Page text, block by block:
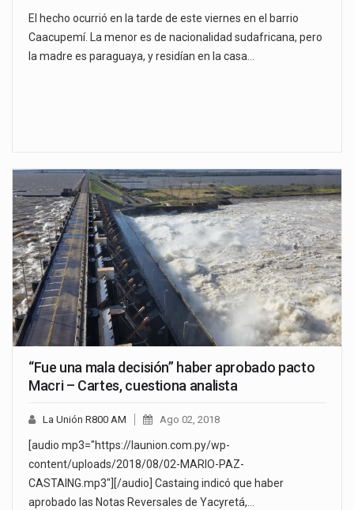
El hecho ocurrió en la tarde de este viernes en el barrio
Caacupemí. La menor es de nacionalidad sudafricana, pero
la madre es paraguaya, y residían en la casa…
“Fue una mala decisión” haber aprobado pacto
Macri – Cartes, cuestiona analista
La Unión R800 AM Ago 02, 2018
[audio mp3="https://launion.com.py/wp-
content/uploads/2018/08/02-MARIO-PAZ-
CASTAING.mp3"][/audio] Castaing indicó que haber
aprobado las Notas Reversales de Yacyretá,…